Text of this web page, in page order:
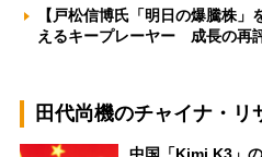
【戸松信博氏「明日の爆騰株
えるキープレーヤー 成長の再
田代尚機のチャイナ・リ